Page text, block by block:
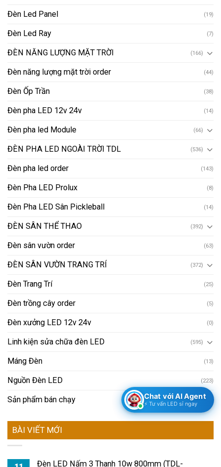
Đèn Led Panel (19)
Đèn Led Ray (7)
ĐÈN NĂNG LƯỢNG MẶT TRỜI (166)
Đèn năng lượng mặt trời order (44)
Đèn Ốp Trần (38)
Đèn pha LED 12v 24v (14)
Đèn pha led Module (66)
ĐÈN PHA LED NGOÀI TRỜI TDL (536)
Đèn pha led order (143)
Đèn Pha LED Prolux (8)
Đèn Pha LED Sân Pickleball (14)
ĐÈN SÂN THỂ THAO (392)
Đèn sân vườn order (63)
ĐÈN SÂN VƯỜN TRANG TRÍ (372)
Đèn Trang Trí (25)
Đèn trồng cây order (5)
Đèn xưởng LED 12v 24v (0)
Linh kiện sửa chữa đèn LED (595)
Máng Đèn (13)
Nguồn Đèn LED (223)
Sản phẩm bán chạy (90)
BÀI VIẾT MỚI
Đèn LED Nấm 3 Thanh 10w 800mm (TDL-
Chat với AI Agent
⚡ Tư vấn LED sỉ ngay